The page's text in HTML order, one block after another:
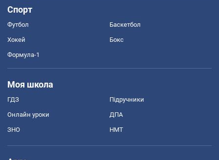
Спорт
Футбол Баскетбол
Хокей Бокс
Формула-1
Моя школа
ГДЗ Підручники
Онлайн уроки ДПА
ЗНО НМТ